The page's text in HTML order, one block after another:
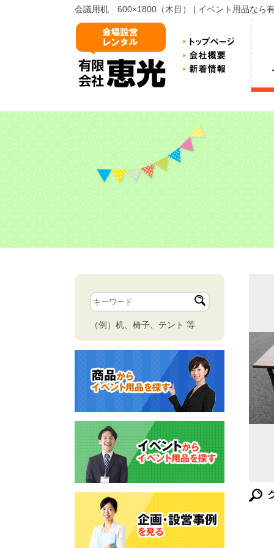
会議用机 600×1800（木目） | イベント用品なら
（例）机、椅子、テント 等